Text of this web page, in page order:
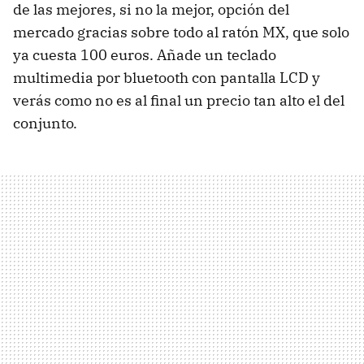
de las mejores, si no la mejor, opción del
mercado gracias sobre todo al ratón MX, que solo
ya cuesta 100 euros. Añade un teclado
multimedia por bluetooth con pantalla LCD y
verás como no es al final un precio tan alto el del
conjunto.